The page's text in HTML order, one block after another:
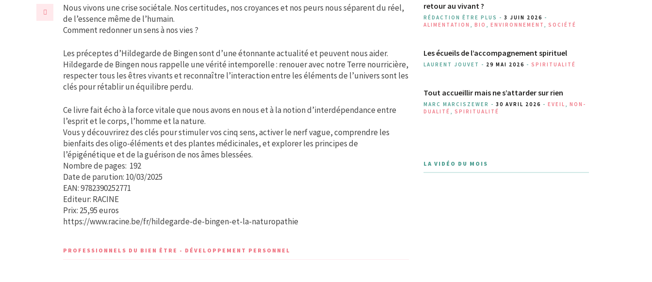
Nous vivons une crise sociétale. Nos certitudes, nos croyances et nos peurs nous séparent du réel,
de l’essence même de l’humain.
Comment redonner un sens à nos vies ?
Les préceptes d’Hildegarde de Bingen sont d’une étonnante actualité et peuvent nous aider.
Hildegarde de Bingen nous rappelle une vérité intemporelle : renouer avec notre Terre nourricière,
respecter tous les êtres vivants et reconnaître l’interaction entre les éléments de l’univers sont les
clés pour rétablir un équilibre perdu.
Ce livre fait écho à la force vitale que nous avons en nous et à la notion d’interdépendance entre
l’esprit et le corps, l’homme et la nature.
Vous y découvrirez des clés pour stimuler vos cinq sens, activer le nerf vague, comprendre les
bienfaits des oligo-éléments et des plantes médicinales, et explorer les principes de
l’épigénétique et de la guérison de nos âmes blessées.
Nombre de pages: 192
Date de parution: 10/03/2025
EAN: 9782390252771
Editeur: RACINE
Prix: 25,95 euros
https://www.racine.be/fr/hildegarde-de-bingen-et-la-naturopathie
PROFESSIONNELS DU BIEN ÊTRE - DÉVELOPPEMENT PERSONNEL
retour au vivant ?
RÉDACTION ÊTRE PLUS - 3 JUIN 2026 -
ALIMENTATION , BIO , ENVIRONNEMENT , SOCIÉTÉ
Les écueils de l’accompagnement spirituel
LAURENT JOUVET - 29 MAI 2026 - SPIRITUALITÉ
Tout accueillir mais ne s’attarder sur rien
MARC MARCISZEWER - 30 AVRIL 2026 - EVEIL , NON-
DUALITÉ , SPIRITUALITÉ
LA VIDÉO DU MOIS